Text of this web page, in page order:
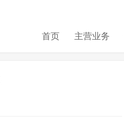
首页 主营业务